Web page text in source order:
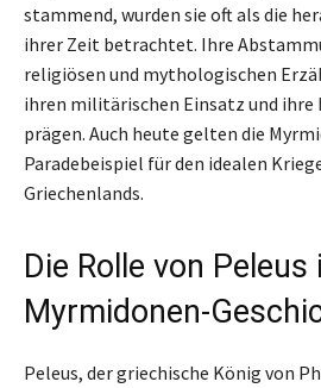
stammend, wurden sie oft als die
ihrer Zeit betrachtet. Ihre
religiösen und mythologischen
ihren militärischen Einsatz und ihre
prägen. Auch heute gelten die
Paradebeispiel für den idealen
Griechenlands.
Die Rolle von Peleus
Myrmidonen-
Peleus, der griechische König von